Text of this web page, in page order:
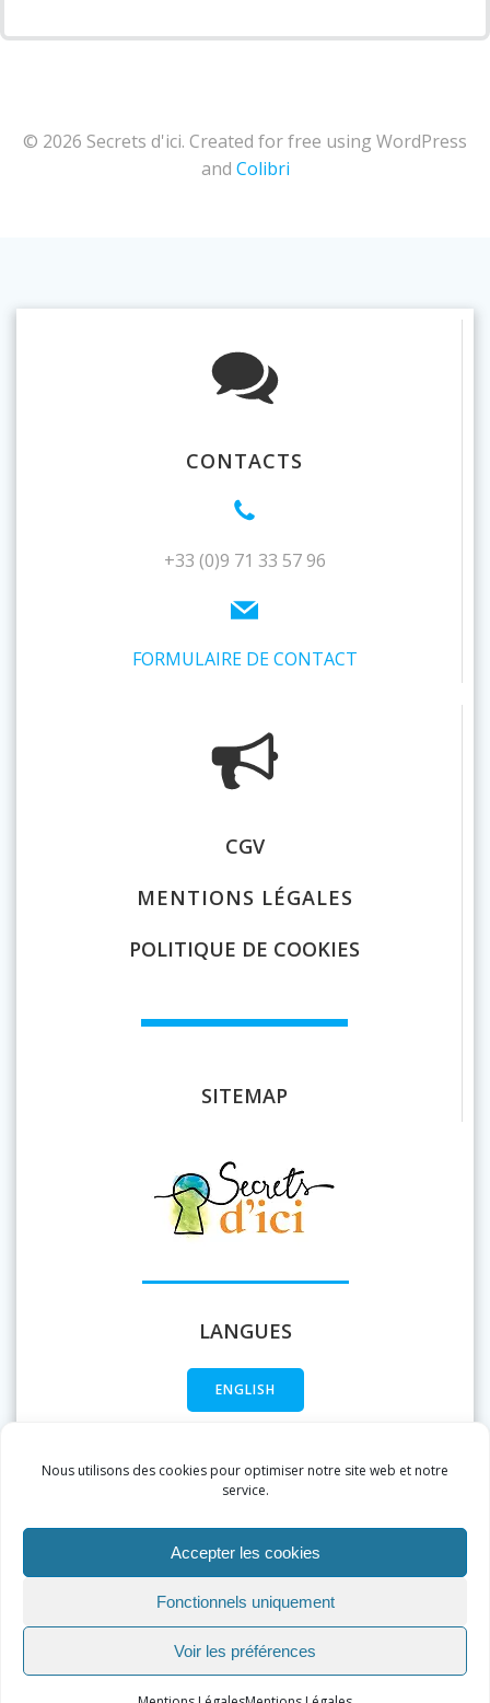
Nous utilisons des cookies pour optimiser notre site web et notre
service.
Accepter les cookies
Fonctionnels uniquement
Voir les préférences
© 2026 Secrets d'ici. Created for free using WordPress
and Colibri
CONTACTS
+33 (0)9 71 33 57 96
FORMULAIRE DE CONTACT
CGV
MENTIONS LÉGALES
POLITIQUE DE COOKIES
SITEMAP
LANGUES
ENGLISH